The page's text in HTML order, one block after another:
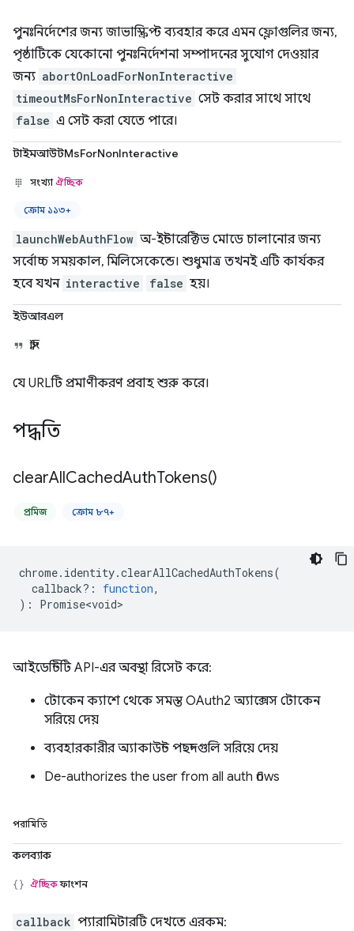
পুনঃনির্দেশের জন্য জাভাস্ক্রিপ্ট ব্যবহার করে এমন ফ্লোগুলির জন্য,
পৃষ্ঠাটিকে যেকোনো পুনঃনির্দেশনা সম্পাদনের সুযোগ দেওয়ার
জন্য abortOnLoadForNonInteractive
timeoutMsForNonInteractive সেট করার সাথে সাথে
false এ সেট করা যেতে পারে।
টাইমআউটMsForNonInteractive
সংখ্যাঐচ্ছিক
ক্রোম ১১৩+
launchWebAuthFlow অ-ইন্টারেক্টিভ মোডে চালানোর জন্য
সর্বোচ্চ সময়কাল, মিলিসেকেন্ডে। শুধুমাত্র তখনই এটি কার্যকর
হবে যখন interactive false হয়।
ইউআরএল
স্ট্রিং
যে URLটি প্রমাণীকরণ প্রবাহ শুরু করে।
পদ্ধতি
clearAllCachedAuthTokens()
প্রমিজ ক্রোম ৮৭+
chrome. identity.clearAllCachedAuthTokens(
callback? : function,
) : Promise<void>
আইডেন্টিটি API-এর অবস্থা রিসেট করে:
টোকেন ক্যাশে থেকে সমস্ত OAuth2 অ্যাক্সেস টোকেন
সরিয়ে দেয়
ব্যবহারকারীর অ্যাকাউন্ট পছন্দগুলি সরিয়ে দেয়
De-authorizes the user from all auth flows
পরামিতি
কলব্যাক
ঐচ্ছিকফাংশন
callback প্যারামিটারটি দেখতে এরকম: